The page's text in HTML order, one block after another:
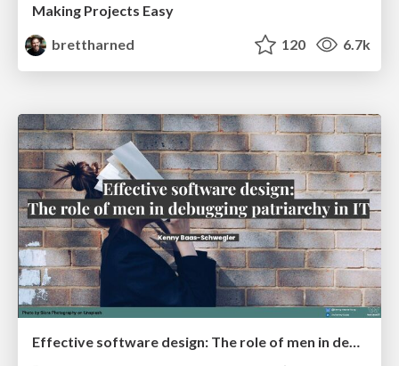
Making Projects Easy
brettharned
120 6.7k
Effective software design: The role of men in debugging patriarchy in IT @ Voxxed Days AMS